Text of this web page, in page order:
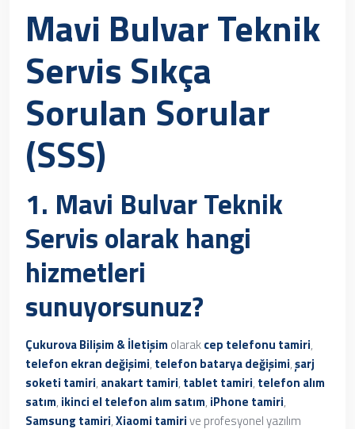
Mavi Bulvar Teknik
ServisSıkça
Sorulan Sorular
(SSS)
1. Mavi Bulvar Teknik
Servisolarak hangi
hizmetleri
sunuyorsunuz?
Çukurova Bilişim & İletişim olarakcep telefonu tamiri,
telefon ekran değişimi, telefon batarya değişimi,şarj
soketi tamiri, anakart tamiri, tablet tamiri, telefon alım
satım, ikinci el telefon alım satım, iPhone tamiri,
Samsung tamiri,Xiaomi tamirive profesyonel yazılım